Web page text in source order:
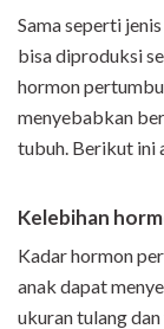
Sama seperti
bisa diproduksi
hormon
menyebabkan
tubuh. Berikut ini
Kelebihan
Kadar hormon
anak dapat
ukuran tulang